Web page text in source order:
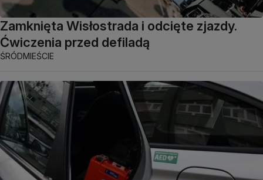
Zamknięta Wisłostrada i odcięte zjazdy.
Ćwiczenia przed defiladą
ŚRÓDMIEŚCIE